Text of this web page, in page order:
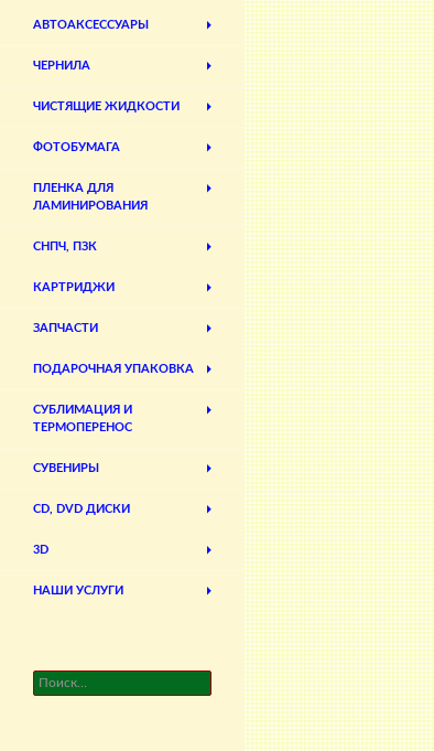
АВТОАКСЕССУАРЫ
ЧЕРНИЛА
ЧИСТЯЩИЕ ЖИДКОСТИ
ФОТОБУМАГА
ПЛЕНКА ДЛЯ
ЛАМИНИРОВАНИЯ
СНПЧ, ПЗК
КАРТРИДЖИ
ЗАПЧАСТИ
ПОДАРОЧНАЯ УПАКОВКА
СУБЛИМАЦИЯ И
ТЕРМОПЕРЕНОС
СУВЕНИРЫ
CD, DVD ДИСКИ
3D
НАШИ УСЛУГИ
Найти: